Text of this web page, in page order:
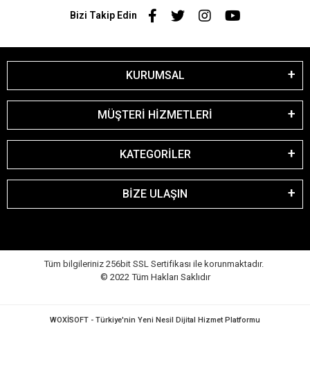
Bizi Takip Edin
KURUMSAL
MÜŞTERİ HİZMETLERİ
KATEGORİLER
BİZE ULAŞIN
Tüm bilgileriniz 256bit SSL Sertifikası ile korunmaktadır.
© 2022 Tüm Hakları Saklıdır
WOXİSOFT - Türkiye'nin Yeni Nesil Dijital Hizmet Platformu